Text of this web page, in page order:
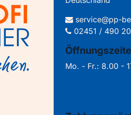
service@pp-
02451 / 490
Mo. - Fr.: 8.00 -